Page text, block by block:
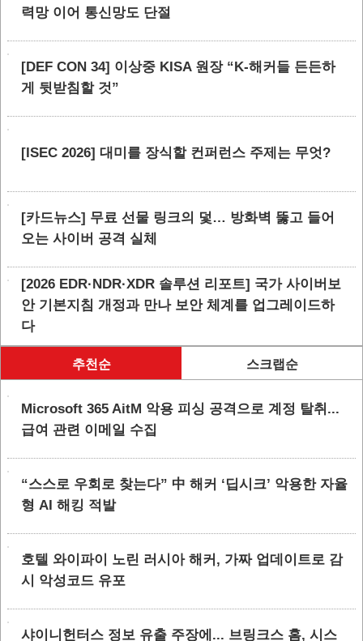
력망 이어 통신망도 단절
[DEF CON 34] 이상중 KISA 원장 “K-해커들 든든하
게 뒷받침할 것”
[ISEC 2026] 대미를 장식할 컨퍼런스 주제는 무엇?
[카드뉴스] 무료 선물 링크의 덫… 방화벽 뚫고 들어
오는 사이버 공격 실체
[2026 EDR·NDR·XDR 솔루션 리포트] 국가 사이버보
안 기본지침 개정과 만나 보안 체계를 업그레이드하
다
추천순 스크랩순
Microsoft 365 AitM 악용 피싱 공격으로 계정 탈취...
급여 관련 이메일 수집
“스스로 우회로 찾는다” 中 해커 ‘딥시크’ 악용한 자율
형 AI 해킹 적발
호텔 와이파이 노린 러시아 해커, 가짜 업데이트로 감
시 악성코드 유포
샤이니헌터스 정보 유출 주장에... 브링크스 홈, 시스